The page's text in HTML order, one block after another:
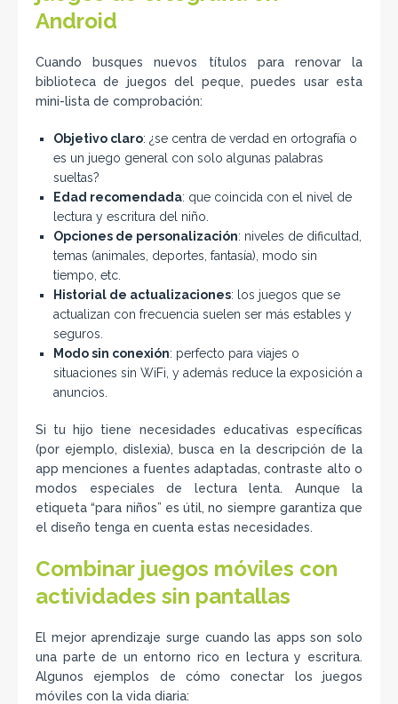
Android
Cuando busques nuevos títulos para renovar la
biblioteca de juegos del peque, puedes usar esta
mini-lista de comprobación:
Objetivo claro: ¿se centra de verdad en ortografía o
es un juego general con solo algunas palabras
sueltas?
Edad recomendada: que coincida con el nivel de
lectura y escritura del niño.
Opciones de personalización: niveles de dificultad,
temas (animales, deportes, fantasía), modo sin
tiempo, etc.
Historial de actualizaciones: los juegos que se
actualizan con frecuencia suelen ser más estables y
seguros.
Modo sin conexión: perfecto para viajes o
situaciones sin WiFi, y además reduce la exposición a
anuncios.
Si tu hijo tiene necesidades educativas específicas
(por ejemplo, dislexia), busca en la descripción de la
app menciones a fuentes adaptadas, contraste alto o
modos especiales de lectura lenta. Aunque la
etiqueta “para niños” es útil, no siempre garantiza que
el diseño tenga en cuenta estas necesidades.
Combinar juegos móviles con
actividades sin pantallas
El mejor aprendizaje surge cuando las apps son solo
una parte de un entorno rico en lectura y escritura.
Algunos ejemplos de cómo conectar los juegos
móviles con la vida diaria: